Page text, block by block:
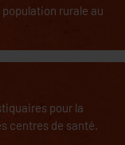
rurale au
pour la
centres de santé.